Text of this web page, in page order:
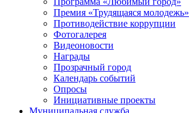
Премия «Трудящаяся молодежь»
Противодействие коррупции
Фотогалерея
Видеоновости
Награды
Прозрачный город
Календарь событий
Опросы
Инициативные проекты
Муниципальная служба